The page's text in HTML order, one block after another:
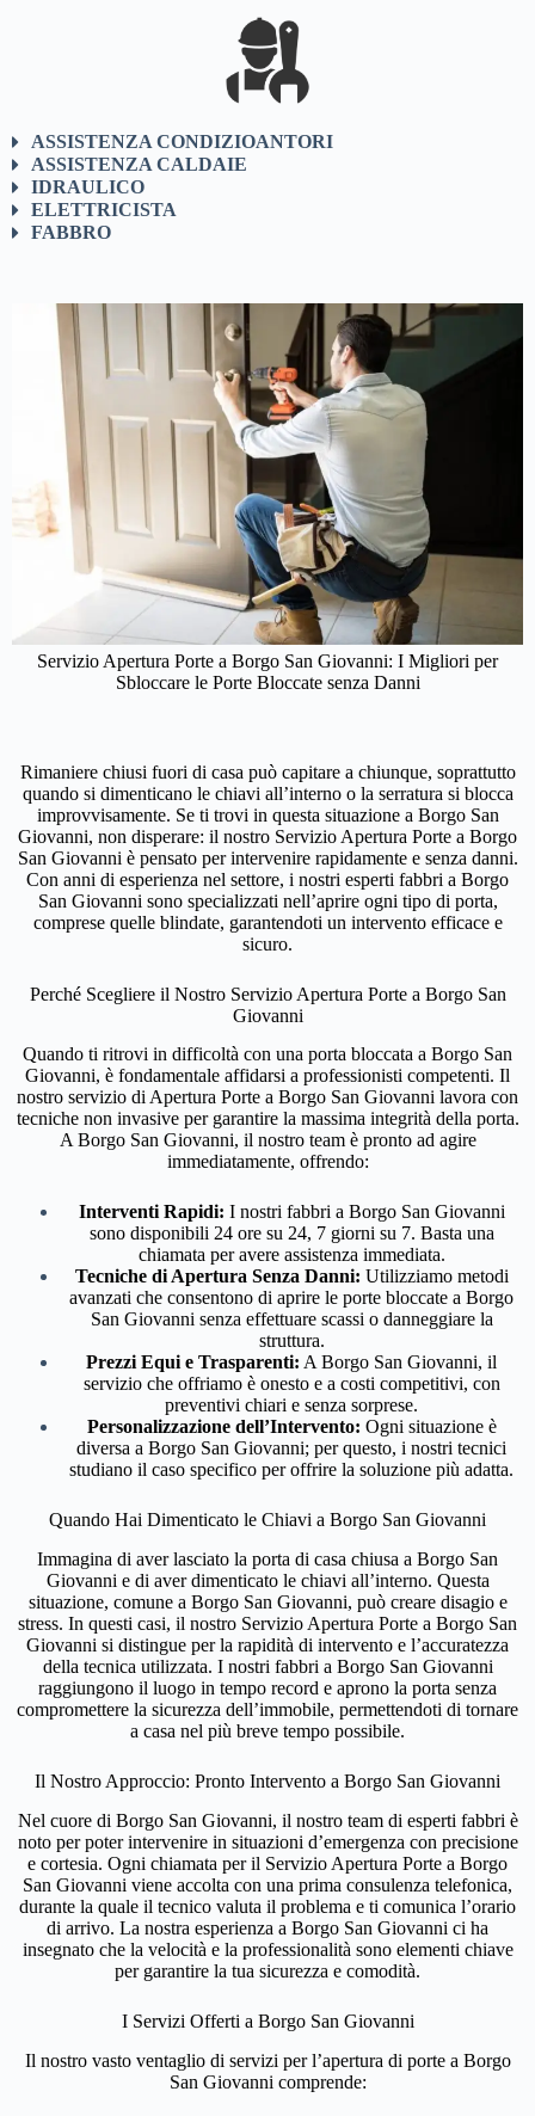
ASSISTENZA CONDIZIOANTORI
ASSISTENZA CALDAIE
IDRAULICO
ELETTRICISTA
FABBRO
Servizio Apertura Porte a Borgo San Giovanni: I Migliori per
Sbloccare le Porte Bloccate senza Danni
Rimaniere chiusi fuori di casa può capitare a chiunque, soprattutto
quando si dimenticano le chiavi all’interno o la serratura si blocca
improvvisamente. Se ti trovi in questa situazione a Borgo San
Giovanni, non disperare: il nostro Servizio Apertura Porte a Borgo
San Giovanni è pensato per intervenire rapidamente e senza danni.
Con anni di esperienza nel settore, i nostri esperti fabbri a Borgo
San Giovanni sono specializzati nell’aprire ogni tipo di porta,
comprese quelle blindate, garantendoti un intervento efficace e
sicuro.
Perché Scegliere il Nostro Servizio Apertura Porte a Borgo San
Giovanni
Quando ti ritrovi in difficoltà con una porta bloccata a Borgo San
Giovanni, è fondamentale affidarsi a professionisti competenti. Il
nostro servizio di Apertura Porte a Borgo San Giovanni lavora con
tecniche non invasive per garantire la massima integrità della porta.
A Borgo San Giovanni, il nostro team è pronto ad agire
immediatamente, offrendo:
Interventi Rapidi: I nostri fabbri a Borgo San Giovanni
sono disponibili 24 ore su 24, 7 giorni su 7. Basta una
chiamata per avere assistenza immediata.
Tecniche di Apertura Senza Danni: Utilizziamo metodi
avanzati che consentono di aprire le porte bloccate a Borgo
San Giovanni senza effettuare scassi o danneggiare la
struttura.
Prezzi Equi e Trasparenti: A Borgo San Giovanni, il
servizio che offriamo è onesto e a costi competitivi, con
preventivi chiari e senza sorprese.
Personalizzazione dell’Intervento: Ogni situazione è
diversa a Borgo San Giovanni; per questo, i nostri tecnici
studiano il caso specifico per offrire la soluzione più adatta.
Quando Hai Dimenticato le Chiavi a Borgo San Giovanni
Immagina di aver lasciato la porta di casa chiusa a Borgo San
Giovanni e di aver dimenticato le chiavi all’interno. Questa
situazione, comune a Borgo San Giovanni, può creare disagio e
stress. In questi casi, il nostro Servizio Apertura Porte a Borgo San
Giovanni si distingue per la rapidità di intervento e l’accuratezza
della tecnica utilizzata. I nostri fabbri a Borgo San Giovanni
raggiungono il luogo in tempo record e aprono la porta senza
compromettere la sicurezza dell’immobile, permettendoti di tornare
a casa nel più breve tempo possibile.
Il Nostro Approccio: Pronto Intervento a Borgo San Giovanni
Nel cuore di Borgo San Giovanni, il nostro team di esperti fabbri è
noto per poter intervenire in situazioni d’emergenza con precisione
e cortesia. Ogni chiamata per il Servizio Apertura Porte a Borgo
San Giovanni viene accolta con una prima consulenza telefonica,
durante la quale il tecnico valuta il problema e ti comunica l’orario
di arrivo. La nostra esperienza a Borgo San Giovanni ci ha
insegnato che la velocità e la professionalità sono elementi chiave
per garantire la tua sicurezza e comodità.
I Servizi Offerti a Borgo San Giovanni
Il nostro vasto ventaglio di servizi per l’apertura di porte a Borgo
San Giovanni comprende: